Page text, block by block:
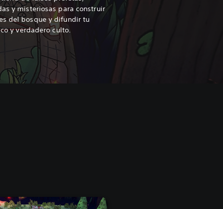
y misteriosas para construir
del bosque y difundir tu
y verdadero culto.